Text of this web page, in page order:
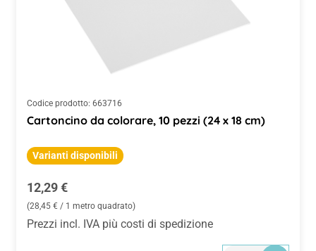
Codice prodotto: 663716
Cartoncino da colorare, 10 pezzi (24 x 18 cm)
Varianti disponibili
Prezzo normale:
12,29 €
(28,45 € / 1 metro quadrato)
Prezzi incl. IVA più costi di spedizione